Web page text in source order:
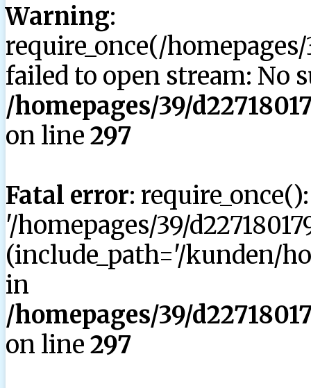
Warning:
require_once(/
failed to open stream: No
/homepages/39/
on line 297
Fatal error:
'/homepages/39/
(include_path='/kunden/
in
/homepages/39/
on line 297